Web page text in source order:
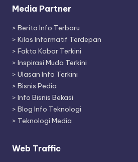
Media Partner
> Berita Info Terbaru
> Kilas Informatif Terdepan
> Fakta Kabar Terkini
> Inspirasi Muda Terkini
> Ulasan Info Terkini
> Bisnis Pedia
> Info Bisnis Bekasi
> Blog Info Teknologi
> Teknologi Media
Web Traffic